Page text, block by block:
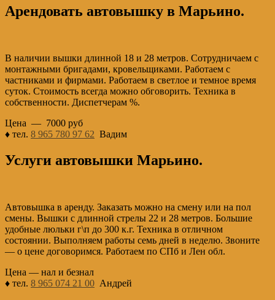
Арендовать автовышку в Марьино.
В наличии вышки длинной 18 и 28 метров. Сотрудничаем с
монтажными бригадами, кровельщиками. Работаем с
частниками и фирмами. Работаем в светлое и темное время
суток. Стоимость всегда можно обговорить. Техника в
собственности. Диспетчерам %.
Цена — 7000 руб
♦ тел. 8 965 780 97 62 Вадим
Услуги автовышки Марьино.
Автовышка в аренду. Заказать можно на смену или на пол
смены. Вышки с длинной стрелы 22 и 28 метров. Большие
удобные люльки г\п до 300 к.г. Техника в отличном
состоянии. Выполняем работы семь дней в неделю. Звоните
— о цене договоримся. Работаем по СПб и Лен обл.
Цена — нал и безнал
♦ тел. 8 965 074 21 00 Андрей